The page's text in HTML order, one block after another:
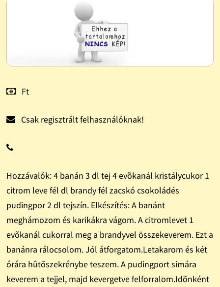
Ft
Csak regisztrált felhasználóknak!
Hozzávalók: 4 banán 3 dl tej 4 evõkanál kristálycukor 1
citrom leve fél dl brandy fél zacskó csokoládés
pudingpor 2 dl tejszín. Elkészítés: A banánt
meghámozom és karikákra vágom. A citromlevet 1
evõkanál cukorral meg a brandyvel összekeverem. Ezt a
banánra rálocsolom. Jól átforgatom.Letakarom és két
órára hûtõszekrénybe teszem. A pudingport simára
keverem a tejjel, majd kevergetve felforralom.Idõnként